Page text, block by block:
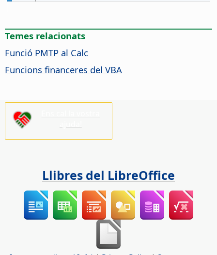
Temes relacionats
Funció PMTP al Calc
Funcions financeres del VBA
Llibres del LibreOffice